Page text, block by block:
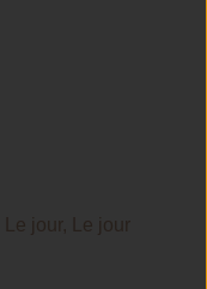
Le jour, Le jour